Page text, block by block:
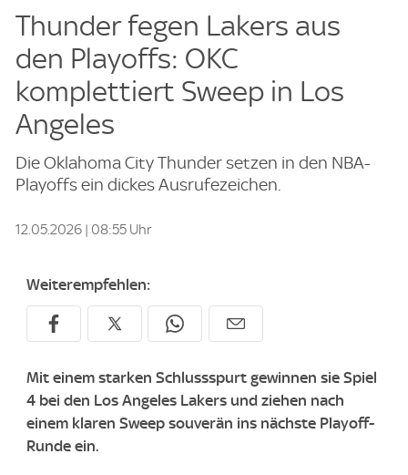
Thunder fegen Lakers aus
den Playoffs: OKC
komplettiert Sweep in Los
Angeles
Die Oklahoma City Thunder setzen in den NBA-
Playoffs ein dickes Ausrufezeichen.
12.05.2026 | 08:55 Uhr
Weiterempfehlen:
Mit einem starken Schlussspurt gewinnen sie Spiel
4 bei den Los Angeles Lakers und ziehen nach
einem klaren Sweep souverän ins nächste Playoff-
Runde ein.